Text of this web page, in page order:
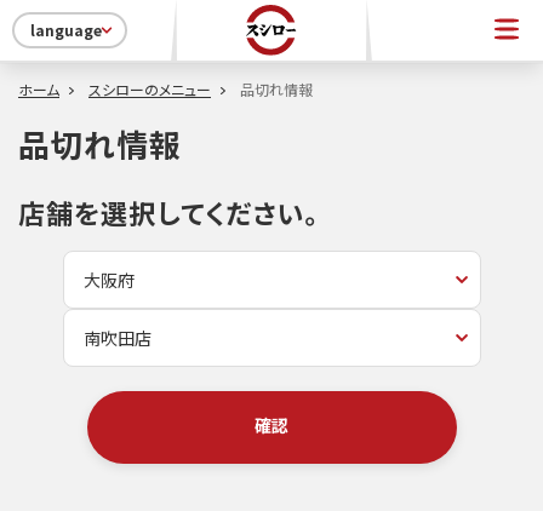
language
ホーム スシローのメニュー 品切れ情報
品切れ情報
店舗を選択してください。
確認